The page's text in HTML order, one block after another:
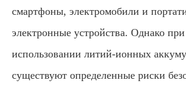
смартфоны, электромобили и
электронные устройства. Однако при
использовании литий-ионных
существуют определенные риски